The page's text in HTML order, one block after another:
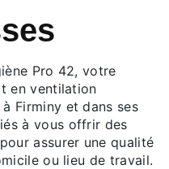
Pro 42, votre
en ventilation
Firminy et dans ses
à vous offrir des
assurer une qualité
ou lieu de travail.